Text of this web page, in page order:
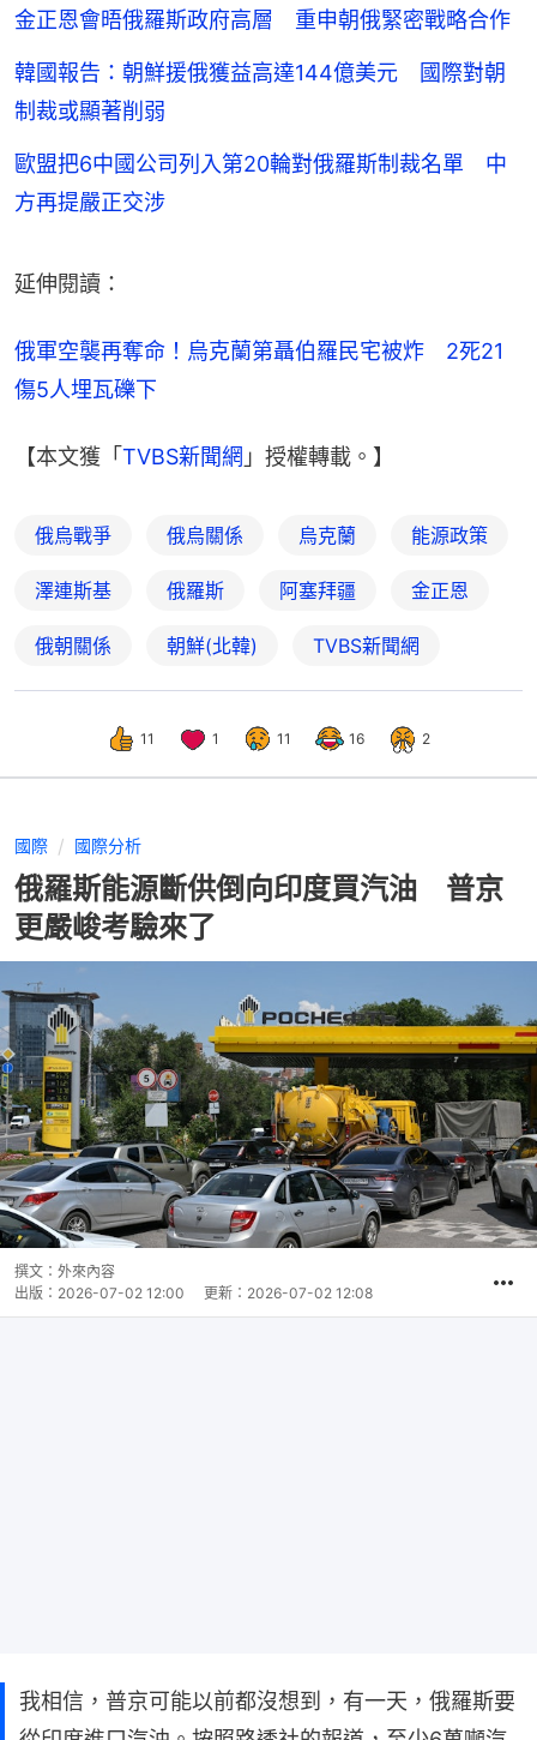
金正恩會晤俄羅斯政府高層 重申朝俄緊密戰略合作
韓國報告：朝鮮援俄獲益高達144億美元 國際對朝
制裁或顯著削弱
歐盟把6中國公司列入第20輪對俄羅斯制裁名單 中
方再提嚴正交涉
延伸閱讀：
俄軍空襲再奪命！烏克蘭第聶伯羅民宅被炸　2死21
傷5人埋瓦礫下
【本文獲「 TVBS新聞網 」授權轉載。】
俄烏戰爭 俄烏關係 烏克蘭 能源政策
澤連斯基 俄羅斯 阿塞拜疆 金正恩
俄朝關係 朝鮮(北韓) TVBS新聞網
11 1 11 16 2
國際 國際分析
俄羅斯能源斷供倒向印度買汽油 普京
更嚴峻考驗來了
撰文： 外來內容
出版： 2026-07-02 12:00 更新： 2026-07-02 12:08
我相信，普京可能以前都沒想到，有一天，俄羅斯要